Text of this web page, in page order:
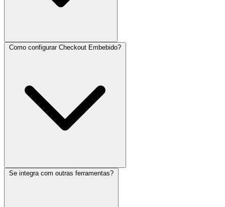
Como configurar Checkout Embebido?
Se integra com outras ferramentas?